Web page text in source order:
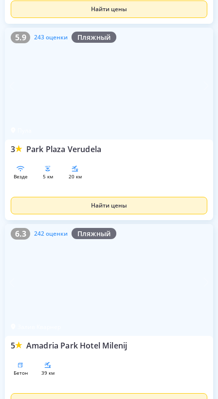
Найти цены
5.9 243 оценки Пляжный
3 Park Plaza Verudela
5.9 243 оценки
везде 5 км 20 км
Найти цены
6.3 242 оценки Пляжный
5 Amadria Park Hotel Milenij
6.3 242 оценки
бетон 39 км